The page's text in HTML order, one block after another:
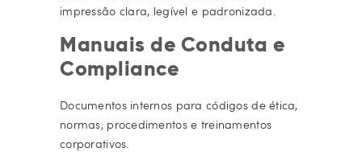
impressão clara, legível e padronizada.
Manuais de Conduta e
Compliance
Documentos internos para códigos de ética,
normas, procedimentos e treinamentos
corporativos.